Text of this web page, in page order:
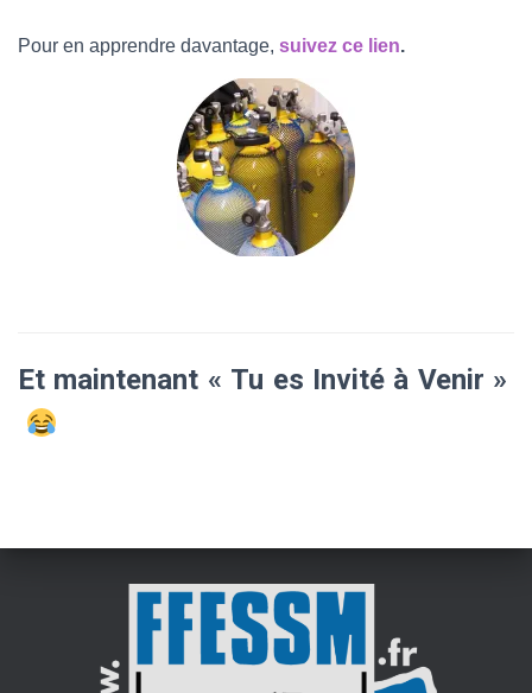
Pour en apprendre davantage, suivez ce lien.
Et maintenant « Tu es Invité à Venir »